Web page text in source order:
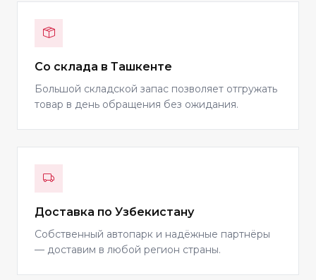
Со склада в Ташкенте
Большой складской запас позволяет отгружать
товар в день обращения без ожидания.
Доставка по Узбекистану
Собственный автопарк и надёжные партнёры
— доставим в любой регион страны.